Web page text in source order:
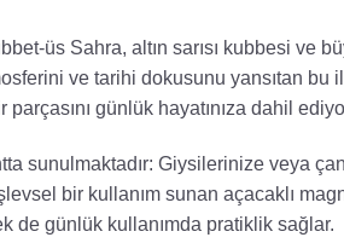
üs Sahra, altın sarısı kubbesi ve
ve tarihi dokusunu yansıtan bu
günlük hayatınıza dahil
sunulmaktadır: Giysilerinize veya
bir kullanım sunan açacaklı
de günlük kullanımda pratiklik sağlar.